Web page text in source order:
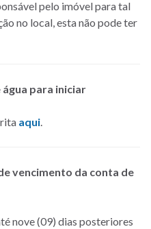
pelo imóvel para tal
no local, esta não pode ter
para iniciar
aqui.
vencimento da conta de
nove (09) dias posteriores